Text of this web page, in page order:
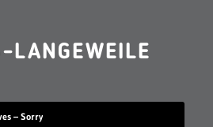
LANGEWEILE
– Sorry